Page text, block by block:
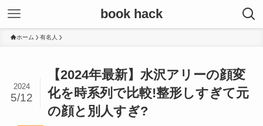
book hack
ホーム 有名人
【2024年最新】水沢アリーの顔変
化を時系列で比較!整形しすぎて元
の顔と別人すぎ?
2024
5/12